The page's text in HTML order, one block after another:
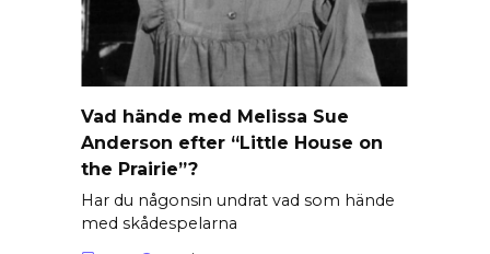
Vad hände med Melissa Sue
Anderson efter “Little House on
the Prairie”?
Har du någonsin undrat vad som hände
med skådespelarna